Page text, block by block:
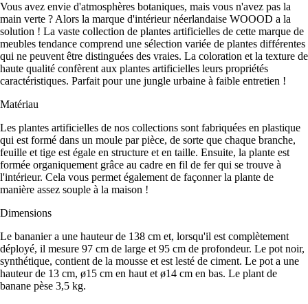
Vous avez envie d'atmosphères botaniques, mais vous n'avez pas la
main verte ? Alors la marque d'intérieur néerlandaise WOOOD a la
solution ! La vaste collection de plantes artificielles de cette marque de
meubles tendance comprend une sélection variée de plantes différentes
qui ne peuvent être distinguées des vraies. La coloration et la texture de
haute qualité confèrent aux plantes artificielles leurs propriétés
caractéristiques. Parfait pour une jungle urbaine à faible entretien !
Matériau
Les plantes artificielles de nos collections sont fabriquées en plastique
qui est formé dans un moule par pièce, de sorte que chaque branche,
feuille et tige est égale en structure et en taille. Ensuite, la plante est
formée organiquement grâce au cadre en fil de fer qui se trouve à
l'intérieur. Cela vous permet également de façonner la plante de
manière assez souple à la maison !
Dimensions
Le bananier a une hauteur de 138 cm et, lorsqu'il est complètement
déployé, il mesure 97 cm de large et 95 cm de profondeur. Le pot noir,
synthétique, contient de la mousse et est lesté de ciment. Le pot a une
hauteur de 13 cm, ø15 cm en haut et ø14 cm en bas. Le plant de
banane pèse 3,5 kg.